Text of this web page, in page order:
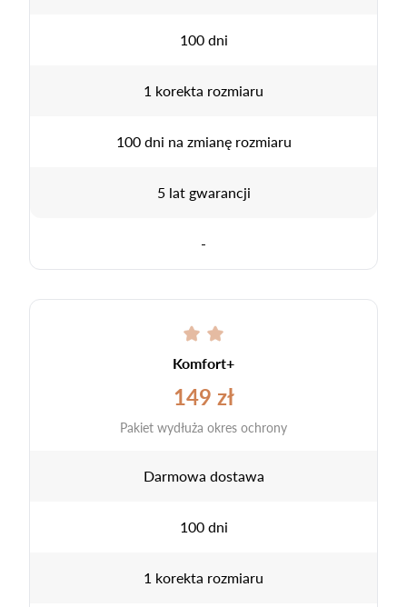
100 dni
1 korekta rozmiaru
100 dni na zmianę rozmiaru
5 lat gwarancji
-
Komfort+
149 zł
Pakiet wydłuża okres ochrony
Darmowa dostawa
100 dni
1 korekta rozmiaru